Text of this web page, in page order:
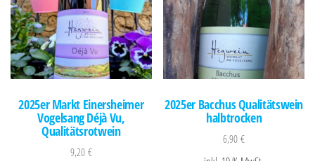
2025er Markt Einersheimer
Vogelsang Déjà Vu,
Qualitätsrotwein
9,20€
2025er Bacchus Qualitätswein
halbtrocken
6,90€